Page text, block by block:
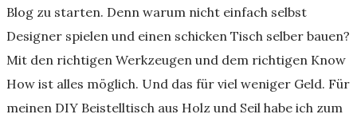
Blog zu starten. Denn warum nicht einfach selbst
Designer spielen und einen schicken Tisch selber bauen?
Mit den richtigen Werkzeugen und dem richtigen Know
How ist alles möglich. Und das für viel weniger Geld. Für
meinen DIY Beistelltisch aus Holz und Seil habe ich zum